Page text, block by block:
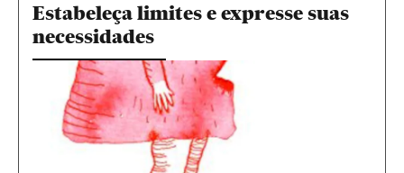
Estabeleça limites e expresse suas
necessidades